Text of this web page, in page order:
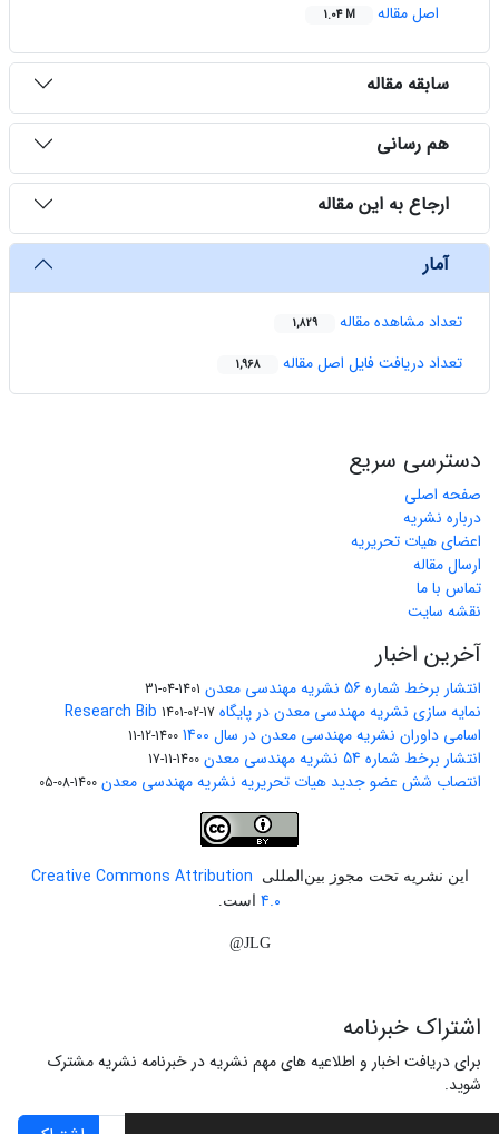
اصل مقاله
1.04 M
سابقه مقاله
هم رسانی
ارجاع به این مقاله
آمار
تعداد مشاهده مقاله 1,829
تعداد دریافت فایل اصل مقاله 1,968
دسترسی سریع
صفحه اصلی
درباره نشریه
اعضای هیات تحریریه
ارسال مقاله
تماس با ما
نقشه سایت
آخرین اخبار
انتشار برخط شماره 56 نشریه مهندسی معدن 1401-04-31
نمایه سازی نشریه مهندسی معدن در پایگاه Research Bib 1401-02-17
اسامی داوران نشریه مهندسی معدن در سال 1400 1400-12-11
انتشار برخط شماره 54 نشریه مهندسی معدن 1400-11-17
انتصاب شش عضو جدید هیات تحریریه نشریه مهندسی معدن 1400-08-05
این نشریه تحت مجوز بین‌المللی
Creative Commons Attribution
4.0 است.
JLG@
اشتراک خبرنامه
برای دریافت اخبار و اطلاعیه های مهم نشریه در خبرنامه نشریه مشترک
شوید.